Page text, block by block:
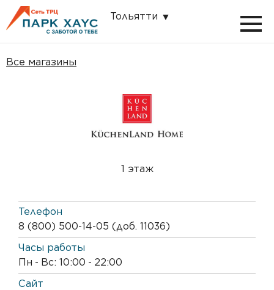
Тольятти
Все магазины
1 этаж
Телефон
8 (800) 500-14-05 (доб. 11036)
Часы работы
Пн - Вс: 10:00 - 22:00
Сайт